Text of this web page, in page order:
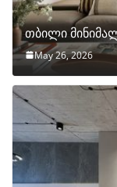
თბილი
May 26, 2026